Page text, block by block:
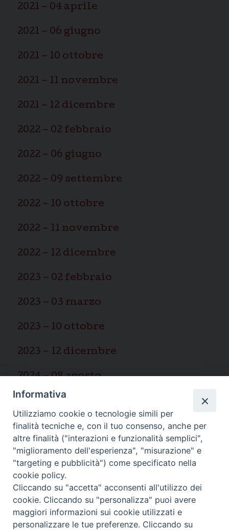
2021 – 04 aprile
2021 – 06 giugno
2021 – 10 ottobre
2021 – 11 novembre
2021 – 12 dicembre
2022 – 02 febbraio
2022 – 06 giugno
2022 – 09 settembre
2022 – 10 ottobre
2022 – 11 novembre
2022 – 12 dicembre
2023 – 02 febbraio
2023 – 03 marzo
2023 – 10 ottobre
2023 – 12 dicembre
2024 – 08 agosto
2025 – 03 marzo
Paolo”
Via Cifali 5-7
95123 Catania - Italia
Informativa
Utilizziamo cookie o tecnologie simili per
finalità tecniche e, con il tuo consenso, anche per
altre finalità ("interazioni e funzionalità semplici",
"miglioramento dell'esperienza", "misurazione" e
"targeting e pubblicità") come specificato nella
cookie policy.
Cliccando su "accetta" acconsenti all'utilizzo dei
cookie. Cliccando su "personalizza" puoi avere
maggiori informazioni sui cookie utilizzati e
personalizzare le tue preferenze. Cliccando su